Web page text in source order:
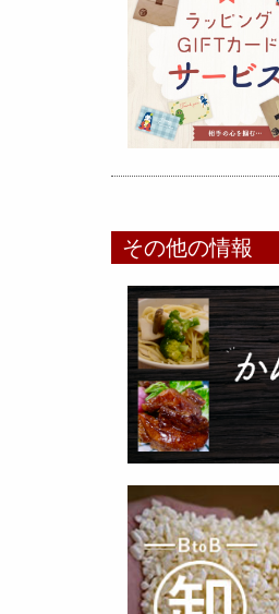
その他の情報